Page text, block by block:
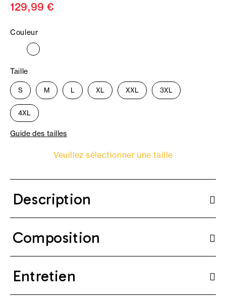
129,99 €
Couleur
Taille
S M L XL XXL 3XL
4XL
Guide des tailles
Veuillez sélectionner une taille
Description
Composition
Entretien